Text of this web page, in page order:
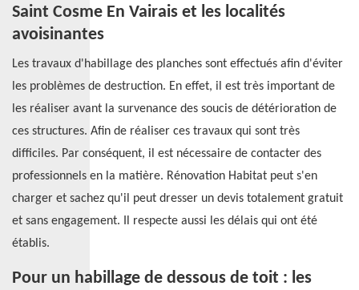
Saint Cosme En Vairais et les localités
avoisinantes
Les travaux d'habillage des planches sont effectués afin d'éviter
les problèmes de destruction. En effet, il est très important de
les réaliser avant la survenance des soucis de détérioration de
ces structures. Afin de réaliser ces travaux qui sont très
difficiles. Par conséquent, il est nécessaire de contacter des
professionnels en la matière. Rénovation Habitat peut s'en
charger et sachez qu'il peut dresser un devis totalement gratuit
et sans engagement. Il respecte aussi les délais qui ont été
établis.
Pour un habillage de dessous de toit : les